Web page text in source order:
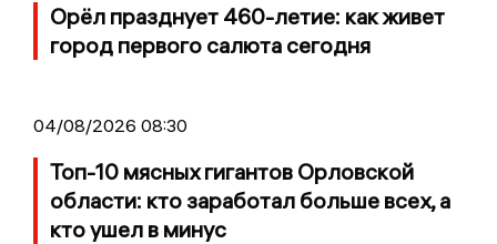
Орёл празднует 460-летие: как живет
город первого салюта сегодня
04/08/2026 08:30
Топ-10 мясных гигантов Орловской
области: кто заработал больше всех, а
кто ушел в минус